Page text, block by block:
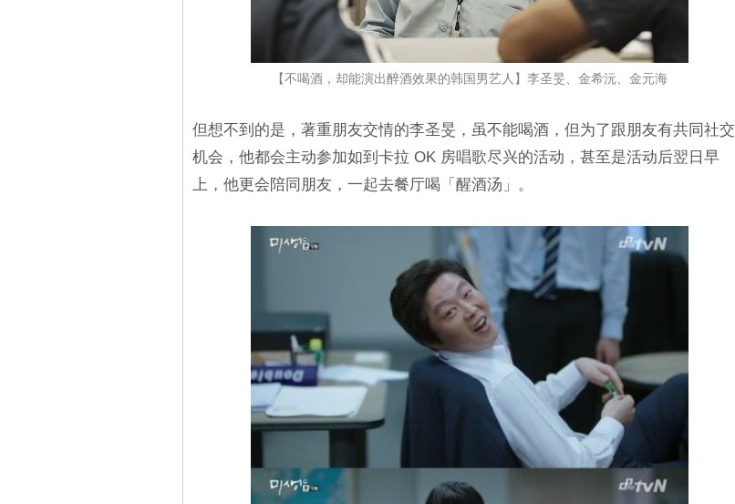
【不喝酒，却能演出醉酒效果的韩国男艺人】李圣旻、金希沅、金元海
但想不到的是，著重朋友交情的李圣旻，虽不能喝酒，但为了跟朋友有共同社交
机会，他都会主动参加如到卡拉 OK 房唱歌尽兴的活动，甚至是活动后翌日早
上，他更会陪同朋友，一起去餐厅喝「醒酒汤」。